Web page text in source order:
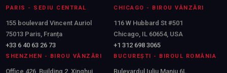
PARIS - SEDIU CENTRAL
155 boulevard Vincent Auriol
75013 Paris, Franța
+33 6 40 63 26 73
CHICAGO - BIROU VÂNZĂRI
116 W Hubbard St #501
Chicago, IL 60654, USA
+1 312 698 3065
SHENZHEN - BIROU VÂNZĂRI
Office 426, Building 2, Xinghui
BUCUREȘTI - BIROUL ROMÂNIA
Bulevardul Iuliu Maniu 6L